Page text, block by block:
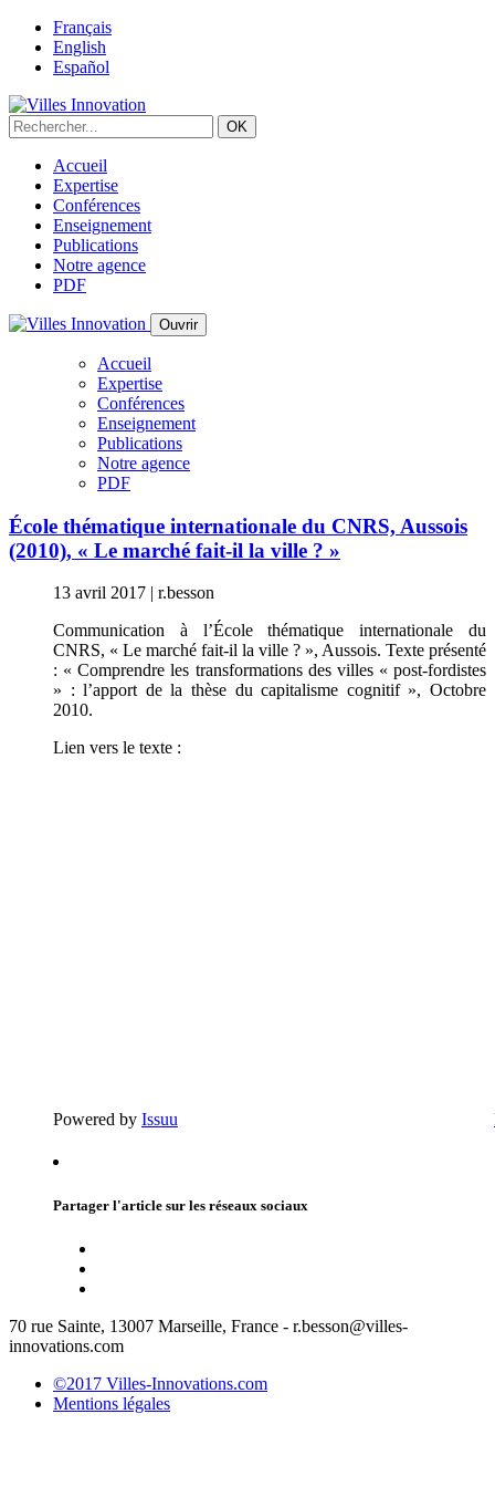
Français
English
Español
Accueil
Expertise
Conférences
Enseignement
Publications
Notre agence
PDF
Ouvrir
Accueil
Expertise
Conférences
Enseignement
Publications
Notre agence
PDF
École thématique internationale du CNRS, Aussois
(2010), « Le marché fait-il la ville ? »
13 avril 2017 | r.besson
Communication à l’École thématique internationale du
CNRS, « Le marché fait-il la ville ? », Aussois. Texte présenté
: « Comprendre les transformations des villes « post-fordistes
» : l’apport de la thèse du capitalisme cognitif », Octobre
2010.
Lien vers le texte :
Powered by Issuu
Partager l'article sur les réseaux sociaux
70 rue Sainte, 13007 Marseille, France - r.besson@villes-
innovations.com
©2017 Villes-Innovations.com
Mentions légales